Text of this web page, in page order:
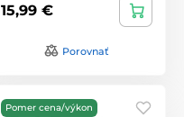
15,99 €
Porovnať
Pomer cena/výkon